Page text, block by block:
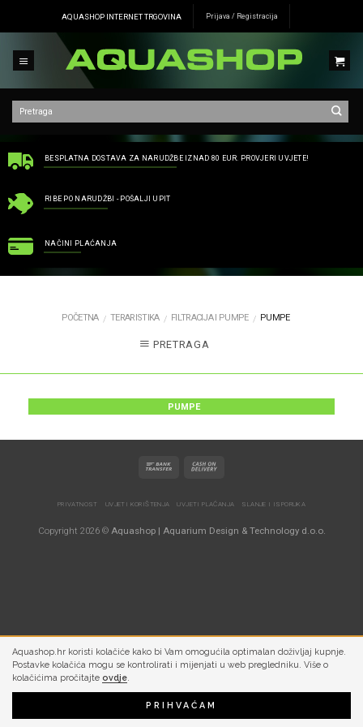
Aquashop.hr koristi kolačiće kako bi Vam omogućila optimalan doživljaj kupnje.
Postavke kolačića mogu se kontrolirati i mijenjati u web pregledniku. Više o
kolačićima pročitajte ovdje
PRIHVAĆAM
AQUASHOP INTERNET TRGOVINA Prijava / Registracija
BESPLATNA DOSTAVA ZA NARUDŽBE IZNAD 80 EUR. PROVJERI UVJETE!
RIBE PO NARUDŽBI - POŠALJI UPIT
NAČINI PLAĆANJA
POČETNA / TERARISTIKA / FILTRACIJA I PUMPE / PUMPE
PRETRAGA
PUMPE
PRIVATNOST UVJETI KORIŠTENJA UVJETI PLAĆANJA SLANJE I ISPORUKA
Copyright 2026 © Aquashop | Aquarium Design & Technology d.o.o.